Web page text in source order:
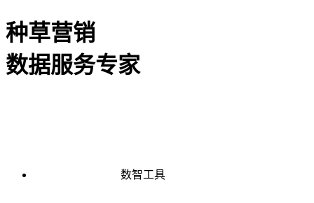
种草营销
数据服务专家
数智工具